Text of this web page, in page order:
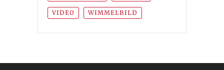
VIDEO WIMMELBILD